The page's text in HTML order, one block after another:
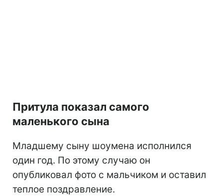
Притула показал самого
маленького сына
Младшему сыну шоумена исполнился
один год. По этому случаю он
опубликовал фото с мальчиком и оставил
теплое поздравление.